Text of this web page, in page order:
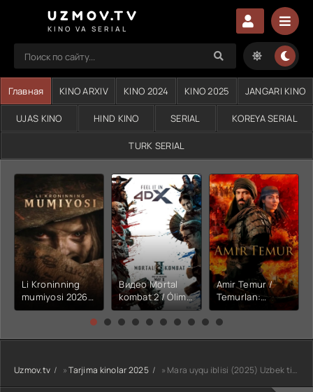
UZMOV.TV
KINO VA SERIAL
Главная KINO ARXIV KINO 2024 KINO 2025 JANGARI KINO
UJAS KINO HIND KINO SERIAL KOREYA SERIAL
TURK SERIAL
Li Kroninning
mumiyosi 2026
(uzbek tilida
kino) tarjima HD
Видео Mortal
kombat 2 / Ólim
jangi 2 (2026)
Uzbek tilida
Amir Temur /
Temurlan:
Fathchining
yuksalishi
tarjima kino Full
HD tas-ix
Uzmov.tv »Tarjima kinolar 2025 » Mara uyqu iblisi (2025) Uzbek tilida Premyera O'zbekcha tarjima kino HD skachat